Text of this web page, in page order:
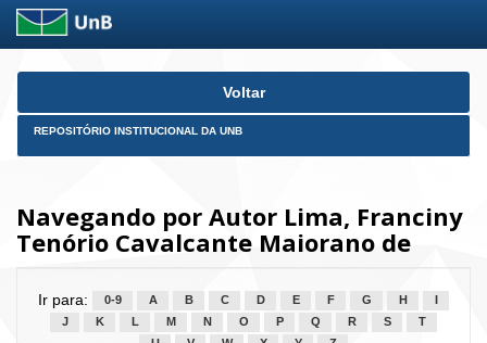
Skip
Voltar
REPOSITÓRIO INSTITUCIONAL DA UNB
Navegando por Autor Lima, Franciny
Tenório Cavalcante Maiorano de
Ir para: 0-9 A B C D E F G H
J
K L M N O P Q R S
T